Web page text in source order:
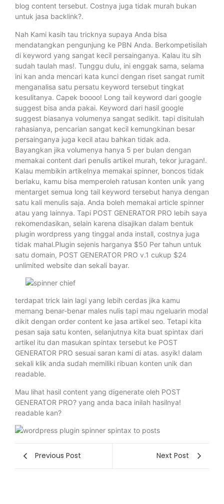
blog content tersebut. Costnya juga tidak murah bukan
untuk jasa backlink?.
Nah Kami kasih tau tricknya supaya Anda bisa
mendatangkan pengunjung ke PBN Anda. Berkompetisilah
di keyword yang sangat kecil persainganya. Kalau itu sih
sudah taulah mas!. Tunggu dulu, ini enggak sama, selama
ini kan anda mencari kata kunci dengan riset sangat rumit
menganalisa satu persatu keyword tersebut tingkat
kesulitanya. Capek boooo! Long tail keyword dari google
suggest bisa anda pakai. Keyword dari hasil google
suggest biasanya volumenya sangat sedikit. tapi disitulah
rahasianya, pencarian sangat kecil kemungkinan besar
persainganya juga kecil atau bahkan tidak ada.
Bayangkan jika volumenya hanya 5 per bulan dengan
memakai content dari penulis artikel murah, tekor juragan!.
Kalau membikin artikelnya memakai spinner, boncos tidak
berlaku, kamu bisa memperoleh ratusan konten unik yang
mentarget semua long tail keyword tersebut hanya dengan
satu kali menulis saja. Anda boleh memakai article spinner
atau yang lainnya. Tapi POST GENERATOR PRO lebih saya
rekomendasikan, selain karena disajikan dalam bentuk
plugin wordpress yang tinggal anda install, costnya juga
tidak mahal.Plugin sejenis harganya $50 Per tahun untuk
satu domain, POST GENERATOR PRO v.1 cukup $24
unlimited website dan sekali bayar.
terdapat trick lain lagi yang lebih cerdas jika kamu
memang benar-benar males nulis tapi mau ngeluarin modal
dikit dengan order content ke jasa artikel seo. Tetapi kita
pesan saja satu konten, selanjutnya kita buat spintax dari
artikel itu dan masukan spintax tersebut ke POST
GENERATOR PRO sesuai saran kami di atas. asyik! dalam
sekali klik anda sudah memiliki ribuan konten unik dan
readable.
Mau lihat hasil content yang digenerate oleh POST
GENERATOR PRO? yang anda baca inilah hasilnya!
readable kan?
Previous Post Next Post